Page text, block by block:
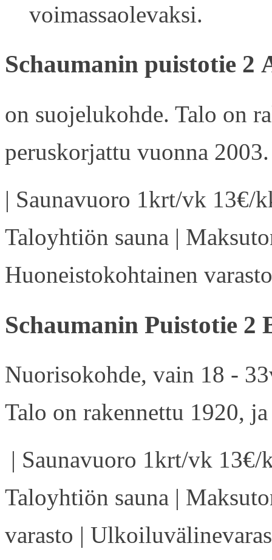
voimassaolevaksi.
Schaumanin puistotie 2
on suojelukohde. Talo on
peruskorjattu vuonna 2003.
| Saunavuoro 1krt/vk 13€/
Taloyhtiön sauna |
Huoneistokohtainen
Schaumanin Puistotie 2
Nuorisokohde, vain 18 -
Talo on rakennettu 1920,
| Saunavuoro 1krt/vk
Taloyhtiön sauna |
varasto |